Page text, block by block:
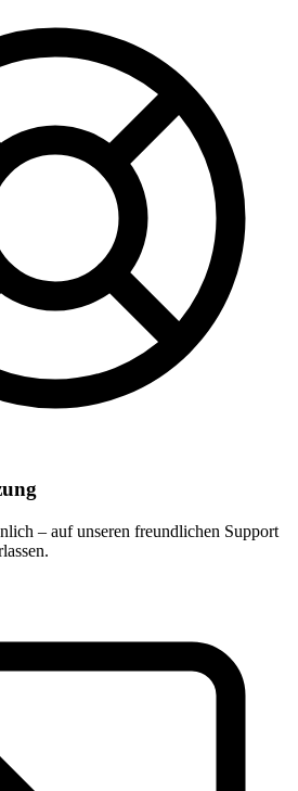
– auf unseren freundlichen Support